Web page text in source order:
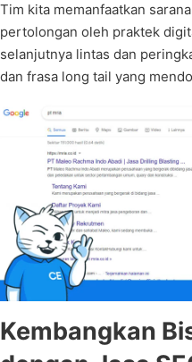
Tim kita memanfaatkan
pertolongan oleh praktek
selanjutnya lintas dan
dan frasa long tail yang
Kembangkan